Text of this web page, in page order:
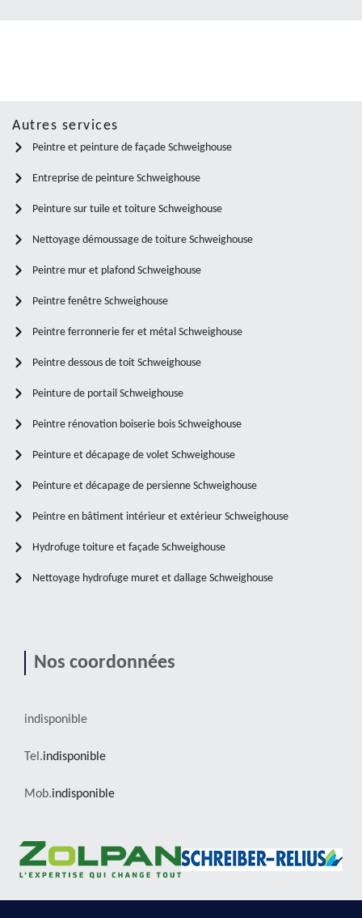
Autres services
Peintre et peinture de façade Schweighouse
Entreprise de peinture Schweighouse
Peinture sur tuile et toiture Schweighouse
Nettoyage démoussage de toiture Schweighouse
Peintre mur et plafond Schweighouse
Peintre fenêtre Schweighouse
Peintre ferronnerie fer et métal Schweighouse
Peintre dessous de toit Schweighouse
Peinture de portail Schweighouse
Peintre rénovation boiserie bois Schweighouse
Peinture et décapage de volet Schweighouse
Peinture et décapage de persienne Schweighouse
Peintre en bâtiment intérieur et extérieur Schweighouse
Hydrofuge toiture et façade Schweighouse
Nettoyage hydrofuge muret et dallage Schweighouse
Nos coordonnées
indisponible
Tel.indisponible
Mob.indisponible